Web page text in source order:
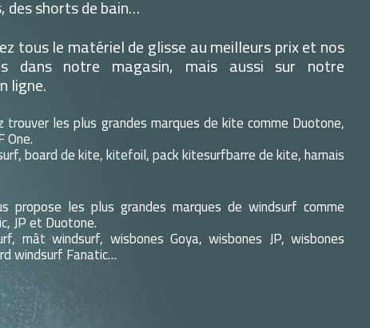
des shorts de bain…
tous le matériel de glisse au meilleurs prix et nos
dans notre magasin, mais aussi sur notre
ligne.
trouver les plus grandes marques de kite comme Duotone,
One.
board de kite, kitefoil, pack kitesurfbarre de kite, harnais
propose les plus grandes marques de windsurf comme
JP et Duotone.
mât windsurf, wisbones Goya, wisbones JP, wisbones
windsurf Fanatic…